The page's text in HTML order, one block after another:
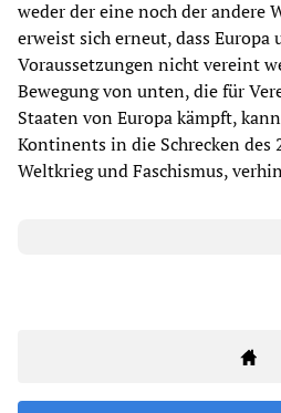
weder der eine noch der andere
erweist sich erneut, dass
Voraussetzungen nicht vereint
Bewegung von unten, die für
Staaten von Europa kämpft,
Kontinents in die Schrecken des
Weltkrieg und Faschismus,